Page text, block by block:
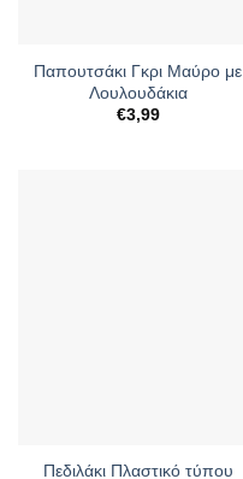
Παπουτσάκι Γκρι Μαύρο με
Λουλουδάκια
€3,99
Πεδιλάκι Πλαστικό τύπου